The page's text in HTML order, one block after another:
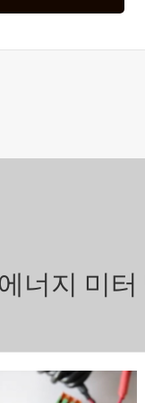
너지 미